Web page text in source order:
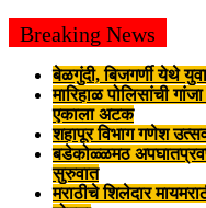
Breaking News
बेळगुंदी, बिजगर्णी येथे
मारिहाळ पोलिसांची
एकाला अटक
शहापूर विभाग गणेश
बडेकोळ्ळमठ
सुरुवात
मराठीचे शिलेदार